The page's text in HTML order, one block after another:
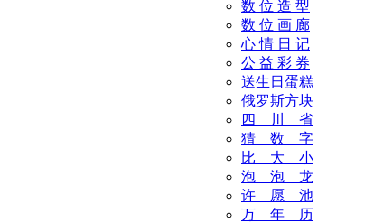
数 位 造 型
数 位 画 廊
心 情 日 记
公 益 彩 券
送生日蛋糕
俄罗斯方块
四 川 省
猜 数 字
比 大 小
泡 泡 龙
许 愿 池
万 年 历